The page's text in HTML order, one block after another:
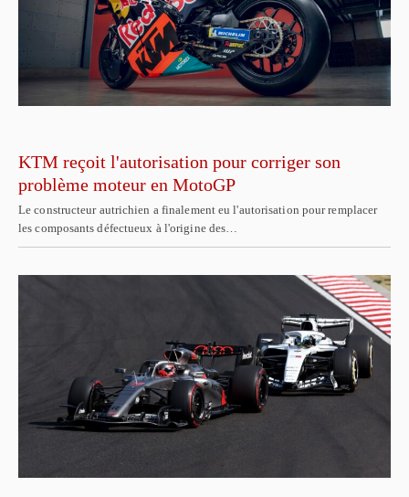
KTM reçoit l'autorisation pour corriger son
problème moteur en MotoGP
Le constructeur autrichien a finalement eu l'autorisation pour remplacer
les composants défectueux à l'origine des…